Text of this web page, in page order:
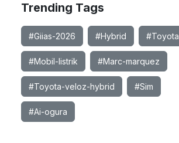
Trending Tags
#Giias-2026 #Hybrid #Toyota
#Mobil-listrik #Marc-marquez
#Toyota-veloz-hybrid #Sim
#Ai-ogura